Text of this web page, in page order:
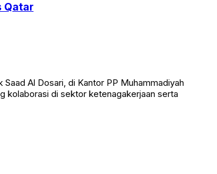
Qatar
Al Dosari, di Kantor PP Muhammadiyah
kolaborasi di sektor ketenagakerjaan serta